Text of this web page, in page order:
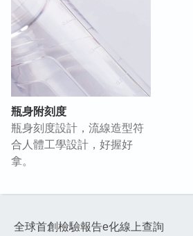
瓶身附刻度
瓶身刻度設計，流線造型符
合人體工學設計，好握好
拿。
全球首創檢驗報告e化線上查詢